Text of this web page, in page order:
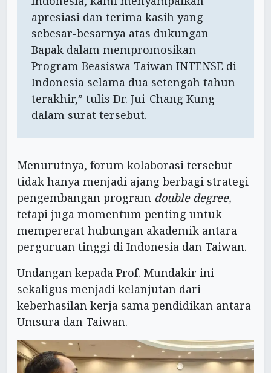
apresiasi dan terima kasih yang
sebesar-besarnya atas dukungan
Bapak dalam mempromosikan
Program Beasiswa Taiwan INTENSE di
Indonesia selama dua setengah tahun
terakhir,” tulis Dr. Jui-Chang Kung
dalam surat tersebut.
Menurutnya, forum kolaborasi tersebut
tidak hanya menjadi ajang berbagi strategi
pengembangan program double degree,
tetapi juga momentum penting untuk
mempererat hubungan akademik antara
perguruan tinggi di Indonesia dan Taiwan.
Undangan kepada Prof. Mundakir ini
sekaligus menjadi kelanjutan dari
keberhasilan kerja sama pendidikan antara
Umsura dan Taiwan.